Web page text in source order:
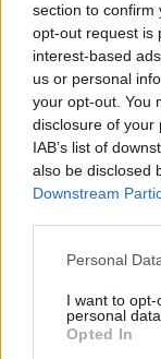
section to confirm
opt-out request is
interest-based
us or personal
your opt-out. You
disclosure of your
IAB’s list of
also be disclosed
Downstream
Please note that
not limited to
grant or deny
use your data for
Personal
I want to
personal data.
Opted In